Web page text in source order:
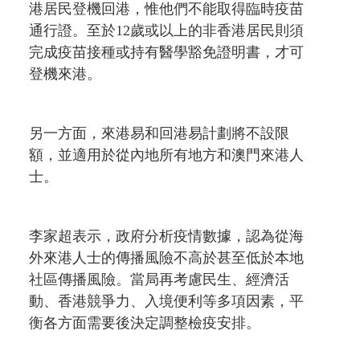
港居民登機回港，惟他們不能取得臨時疫苗
通行證。至於12歲或以上的非香港居民則須
完成疫苗接種或持有醫學豁免證明書，才可
登機來港。
另一方面，來港易和回港易計劃將不設限
額，並適用於從內地所有地方和澳門來港人
士。
李家超表示，政府分析疫情數據，認為從海
外來港人士的傳播風險不高於甚至低於本地
社區傳播風險。當局再考慮民生、經濟活
動、香港競爭力、入境便利等多項因素，平
衡各方面需要後決定調整檢疫安排。